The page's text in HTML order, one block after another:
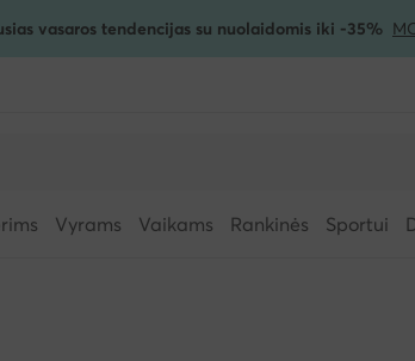
vasaros tendencijas su nuolaidomis iki -35%
Vyrams Vaikams Rankinės Sportui